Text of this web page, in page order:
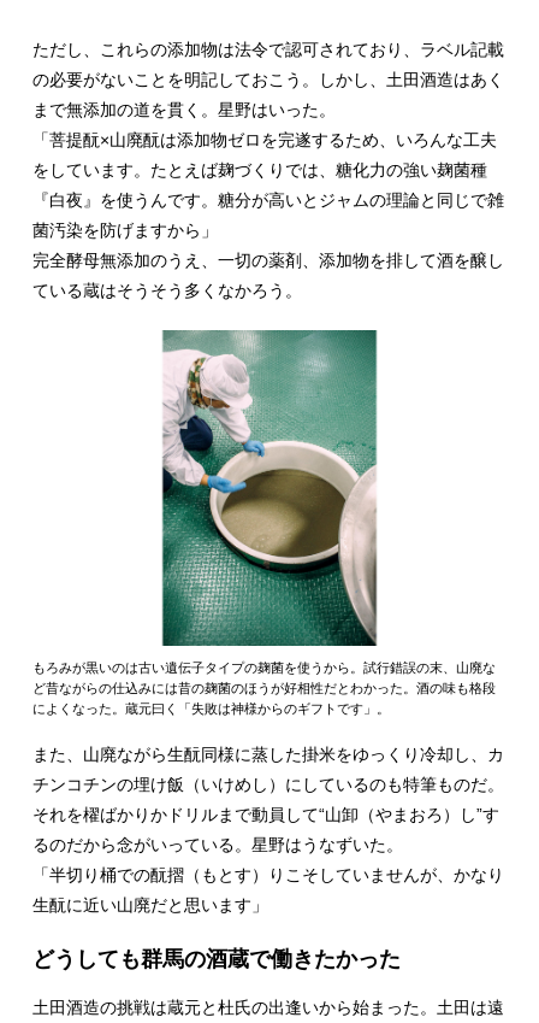
ただし、これらの添加物は法令で認可されており、ラベル記載
の必要がないことを明記しておこう。しかし、土田酒造はあく
まで無添加の道を貫く。星野はいった。
「菩提酛×山廃酛は添加物ゼロを完遂するため、いろんな工夫
をしています。たとえば麹づくりでは、糖化力の強い麹菌種
『白夜』を使うんです。糖分が高いとジャムの理論と同じで雑
菌汚染を防げますから」
完全酵母無添加のうえ、一切の薬剤、添加物を排して酒を醸し
ている蔵はそうそう多くなかろう。
もろみが黒いのは古い遺伝子タイプの麹菌を使うから。試行錯誤の末、山廃な
ど昔ながらの仕込みには昔の麹菌のほうが好相性だとわかった。酒の味も格段
によくなった。蔵元曰く「失敗は神様からのギフトです」。
また、山廃ながら生酛同様に蒸した掛米をゆっくり冷却し、カ
チンコチンの埋け飯（いけめし）にしているのも特筆ものだ。
それを櫂ばかりかドリルまで動員して“山卸（やまおろ）し”す
るのだから念がいっている。星野はうなずいた。
「半切り桶での酛摺（もとす）りこそしていませんが、かなり
生酛に近い山廃だと思います」
どうしても群馬の酒蔵で働きたかった
土田酒造の挑戦は蔵元と杜氏の出逢いから始まった。土田は遠